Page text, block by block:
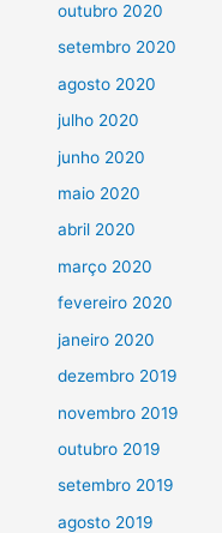
outubro 2020
setembro 2020
agosto 2020
julho 2020
junho 2020
maio 2020
abril 2020
março 2020
fevereiro 2020
janeiro 2020
dezembro 2019
novembro 2019
outubro 2019
setembro 2019
agosto 2019